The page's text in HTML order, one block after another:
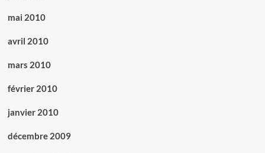
mai 2010
avril 2010
mars 2010
février 2010
janvier 2010
décembre 2009